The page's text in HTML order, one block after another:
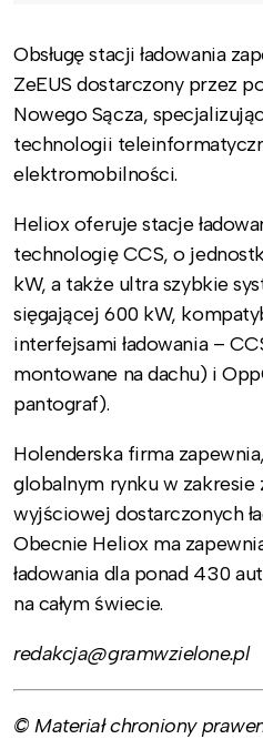
Obsługę stacji ładowania
ZeEUS dostarczony przez
Nowego Sącza,
technologii
elektromobilności.
Heliox oferuje stacje
technologię CCS, o
kW, a także ultra szybkie
sięgającej 600 kW,
interfejsami ładowania –
montowane na dachu) i
pantograf).
Holenderska firma
globalnym rynku w zakresie
wyjściowej dostarczonych
Obecnie Heliox ma
ładowania dla ponad 430
na całym świecie.
redakcja@gramwzielone.pl
© Materiał chroniony